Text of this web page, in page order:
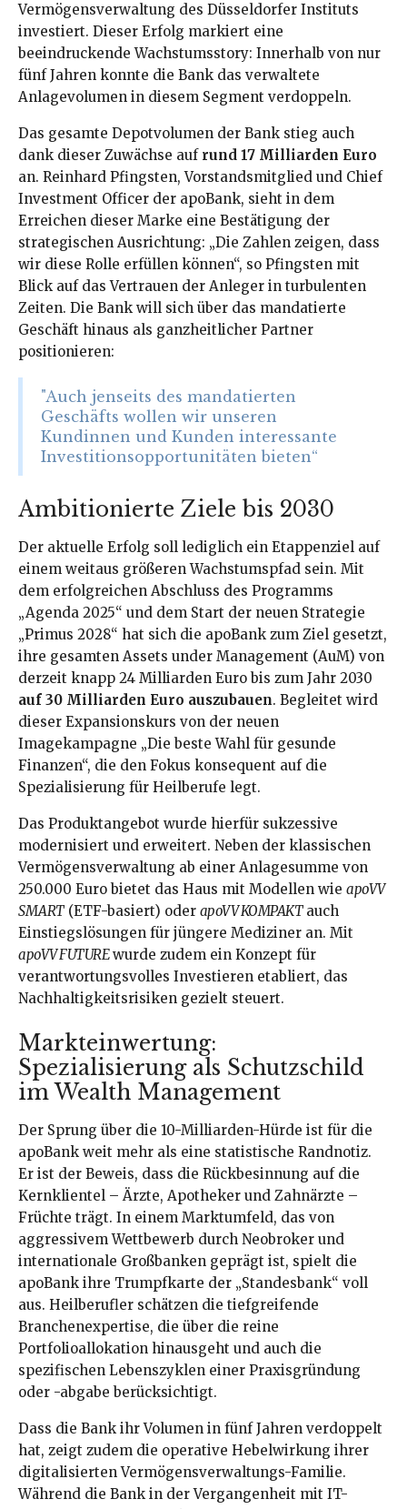
Vermögensverwaltung des Düsseldorfer Instituts
investiert. Dieser Erfolg markiert eine
beeindruckende Wachstumsstory: Innerhalb von nur
fünf Jahren konnte die Bank das verwaltete
Anlagevolumen in diesem Segment verdoppeln.
Das gesamte Depotvolumen der Bank stieg auch
dank dieser Zuwächse auf rund 17 Milliarden Euro
an. Reinhard Pfingsten, Vorstandsmitglied und Chief
Investment Officer der apoBank, sieht in dem
Erreichen dieser Marke eine Bestätigung der
strategischen Ausrichtung: „Die Zahlen zeigen, dass
wir diese Rolle erfüllen können“, so Pfingsten mit
Blick auf das Vertrauen der Anleger in turbulenten
Zeiten. Die Bank will sich über das mandatierte
Geschäft hinaus als ganzheitlicher Partner
positionieren:
"Auch jenseits des mandatierten
Geschäfts wollen wir unseren
Kundinnen und Kunden interessante
Investitionsopportunitäten bieten“
Ambitionierte Ziele bis 2030
Der aktuelle Erfolg soll lediglich ein Etappenziel auf
einem weitaus größeren Wachstumspfad sein. Mit
dem erfolgreichen Abschluss des Programms
„Agenda 2025“ und dem Start der neuen Strategie
„Primus 2028“ hat sich die apoBank zum Ziel gesetzt,
ihre gesamten Assets under Management (AuM) von
derzeit knapp 24 Milliarden Euro bis zum Jahr 2030
auf 30 Milliarden Euro auszubauen. Begleitet wird
dieser Expansionskurs von der neuen
Imagekampagne „Die beste Wahl für gesunde
Finanzen“, die den Fokus konsequent auf die
Spezialisierung für Heilberufe legt.
Das Produktangebot wurde hierfür sukzessive
modernisiert und erweitert. Neben der klassischen
Vermögensverwaltung ab einer Anlagesumme von
250.000 Euro bietet das Haus mit Modellen wie apoVV
SMART(ETF-basiert) oder apoVV KOMPAKTauch
Einstiegslösungen für jüngere Mediziner an. Mit
apoVV FUTUREwurde zudem ein Konzept für
verantwortungsvolles Investieren etabliert, das
Nachhaltigkeitsrisiken gezielt steuert.
Markteinwertung:
Spezialisierung als Schutzschild
im Wealth Management
Der Sprung über die 10-Milliarden-Hürde ist für die
apoBank weit mehr als eine statistische Randnotiz.
Er ist der Beweis, dass die Rückbesinnung auf die
Kernklientel – Ärzte, Apotheker und Zahnärzte –
Früchte trägt. In einem Marktumfeld, das von
aggressivem Wettbewerb durch Neobroker und
internationale Großbanken geprägt ist, spielt die
apoBank ihre Trumpfkarte der „Standesbank“ voll
aus. Heilberufler schätzen die tiefgreifende
Branchenexpertise, die über die reine
Portfolioallokation hinausgeht und auch die
spezifischen Lebenszyklen einer Praxisgründung
oder -abgabe berücksichtigt.
Dass die Bank ihr Volumen in fünf Jahren verdoppelt
hat, zeigt zudem die operative Hebelwirkung ihrer
digitalisierten Vermögensverwaltungs-Familie.
Während die Bank in der Vergangenheit mit IT-